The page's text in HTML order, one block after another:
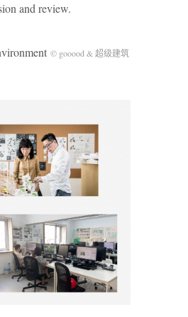
and review.
© gooood & 超级建筑